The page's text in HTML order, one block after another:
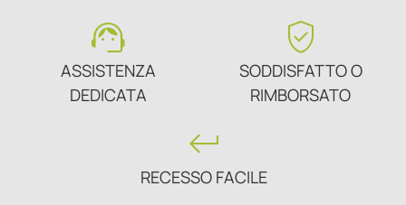
support_agent
ASSISTENZA
DEDICATA
verified_user
SODDISFATTO O
RIMBORSATO
keyboard_return
RECESSO FACILE